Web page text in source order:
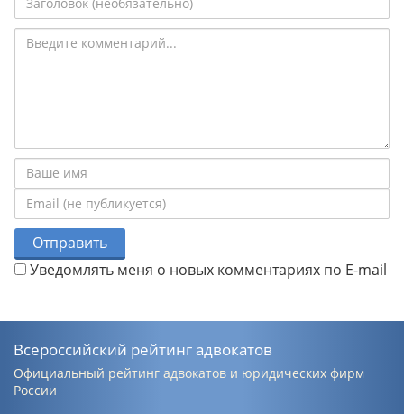
Отправить
Уведомлять меня о новых комментариях по E-mail
Всероссийский рейтинг адвокатов
Официальный рейтинг адвокатов и юридических фирм
России